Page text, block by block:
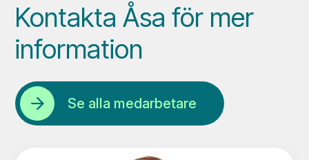
Kontakta Åsa för mer
information
Se alla medarbetare